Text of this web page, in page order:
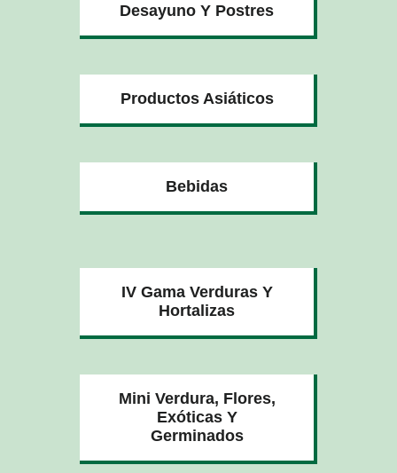
Desayuno Y Postres
Productos Asiáticos
Bebidas
IV Gama Verduras Y
Hortalizas
Mini Verdura, Flores,
Exóticas Y
Germinados